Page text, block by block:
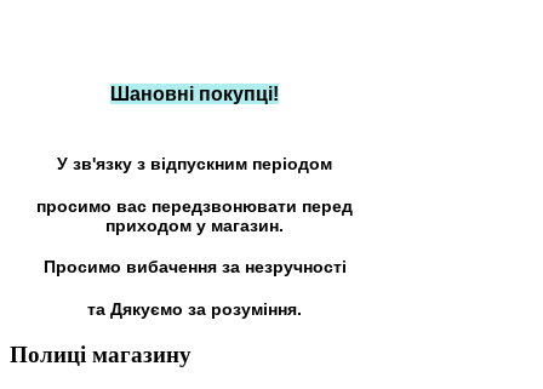
Шановні покупці!
У зв'язку з відпускним періодом
просимо вас передзвонювати перед
приходом у магазин.
Просимо вибачення за незручності
та Дякуємо за розуміння.
Полиці магазину